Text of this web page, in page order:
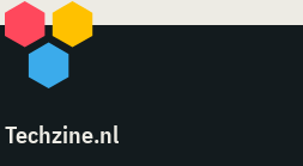
Techzine.nl